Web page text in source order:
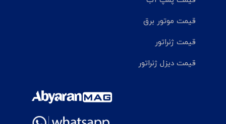
قیمت موتور برق
قیمت ژنراتور
قیمت دیزل ژنراتور